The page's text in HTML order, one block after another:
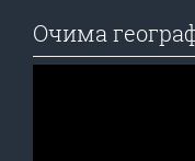
Очима